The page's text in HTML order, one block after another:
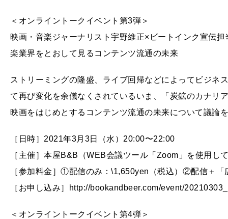
＜オンライントークイベント第3弾＞
映画・音楽ジャーナリスト宇野維正×ビートインク宣伝
楽業界をとおして見るコンテンツ流通の未来
ストリーミングの隆盛、ライブ回帰などによってビジネ
て再び変化を余儀なくされているいま、「炭鉱のカナリ
映画をはじめとするコンテンツ流通の未来について議論
［日時］2021年3月3日（水）20:00〜22:00
［主催］本屋B&B（WEB会議ツール「Zoom」を使用し
［参加料金］①配信のみ：\1,650yen（税込）②配信＋
［お申し込み］http://bookandbeer.com/event/
＜オンライントークイベント第4弾＞